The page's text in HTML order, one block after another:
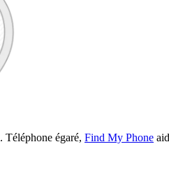
Téléphone égaré, Find My Phone